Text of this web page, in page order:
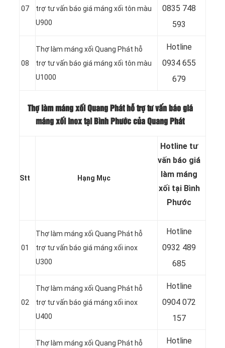
07
trợ tư vấn báo giá máng xối tôn màu
U900
0835 748
593
08
Thợ làm máng xối Quang Phát hỗ
trợ tư vấn báo giá máng xối tôn màu
U1000
Hotline
0934 655
679
Thợ làm máng xối Quang Phát hỗ trợ tư vấn báo giá
máng xối inox tại Bình Phước của Quang Phát
Stt Hạng Mục
Hotline tư
vấn báo giá
làm máng
xối tại Bình
Phước
01
Thợ làm máng xối Quang Phát hỗ
trợ tư vấn báo giá máng xối inox
U300
Hotline
0932 489
685
02
Thợ làm máng xối Quang Phát hỗ
trợ tư vấn báo giá máng xối inox
U400
Hotline
0904 072
157
Thợ làm máng xối Quang Phát hỗ Hotline